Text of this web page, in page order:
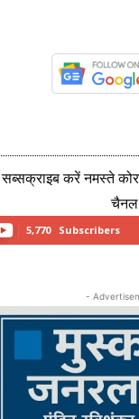
सब्सक्राइब करें नमस्ते
चैनल
5,770 Subscribers
-